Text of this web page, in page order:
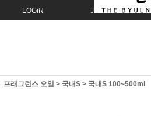
LOGIN JOIN
프래그런스 오일 > 국내S > 국내S 100~500ml